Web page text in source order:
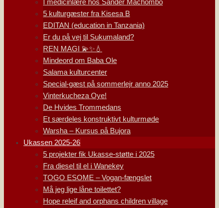
I medicinlære hos Sander Machombo
5 kulturgæster fra Kisesa B
EDITAN (education in Tanzania)
Er du på vej til Sukumaland?
REN MAGI 💫✨💧
Mindeord om Baba Ole
Salama kulturcenter
Special-gæst på sommerlejr anno 2025
Vinterkucheza Oye!
De Hvides Trommedans
Et særdeles konstruktivt kulturmøde
Warsha – Kursus på Bujora
Ukassen 2025-26
5 projekter fik Ukasse-støtte i 2025
Fra diesel til el i Wanekey
TOGO ESOME – Vogan-fængslet
Må jeg lige låne toilettet?
Hope releif and orphans children village